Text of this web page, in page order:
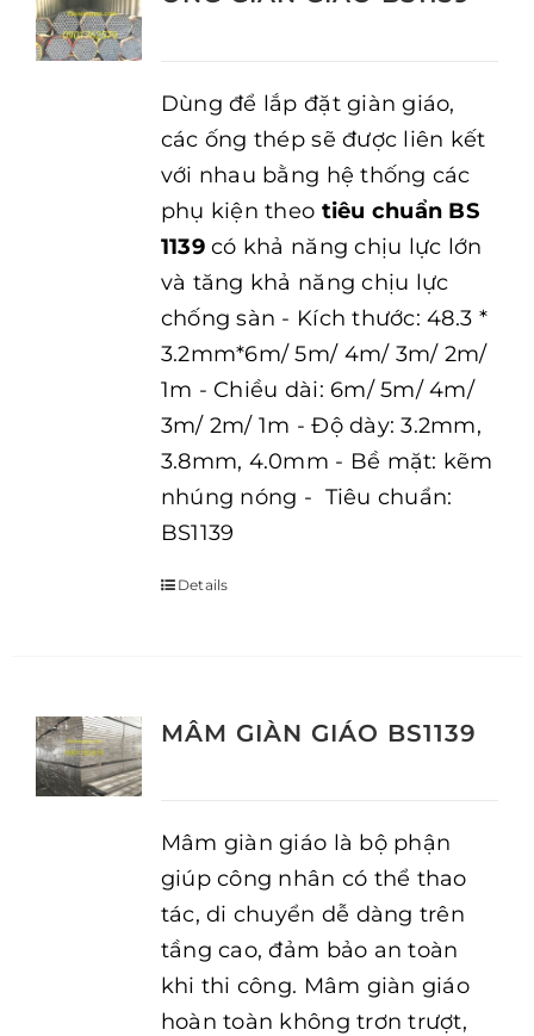
Dùng để lắp đặt giàn giáo,
các ống thép sẽ được liên kết
với nhau bằng hệ thống các
phụ kiện theo tiêu chuẩn BS
1139có khả năng chịu lực lớn
và tăng khả năng chịu lực
chống sàn - Kích thước: 48.3 *
3.2mm*6m/ 5m/ 4m/ 3m/ 2m/
1m - Chiều dài: 6m/ 5m/ 4m/
3m/ 2m/ 1m - Độ dày: 3.2mm,
3.8mm, 4.0mm - Bề mặt: kẽm
nhúng nóng - Tiêu chuẩn:
BS1139
Details
MÂM GIÀN GIÁO BS1139
Mâm giàn giáo là bộ phận
giúp công nhân có thể thao
tác, di chuyển dễ dàng trên
tầng cao, đảm bảo an toàn
khi thi công. Mâm giàn giáo
hoàn toàn không trơn trượt,